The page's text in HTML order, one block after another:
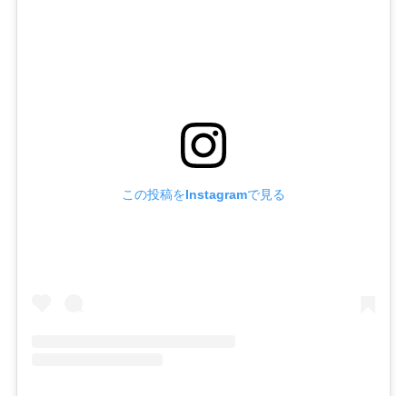
この投稿をInstagramで見る